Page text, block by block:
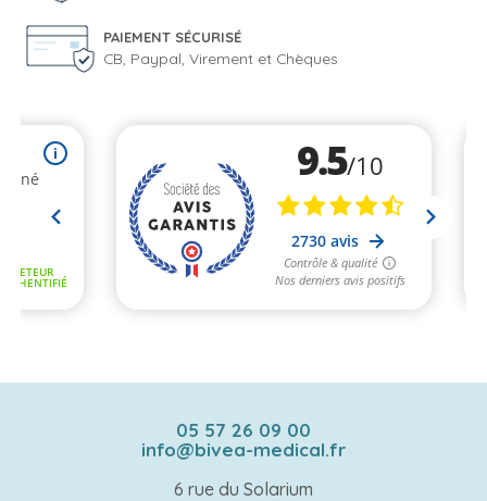
PAIEMENT SÉCURISÉ
CB, Paypal, Virement et Chèques
05 57 26 09 00
info@bivea-medical.fr
6 rue du Solarium